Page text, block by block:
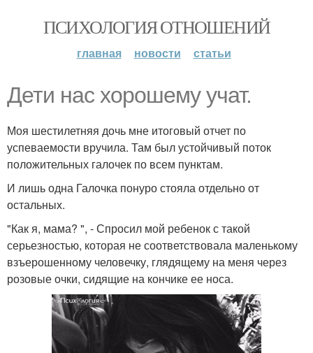
ПСИХОЛОГИЯ ОТНОШЕНИЙ
главная новости статьи
Дети нас хорошему учат.
Моя шестилетняя дочь мне итоговый отчет по
успеваемости вручила. Там был устойчивый поток
положительных галочек по всем пунктам.
И лишь одна Галочка понуро стояла отдельно от
остальных.
"Как я, мама? ", - Спросил мой ребенок с такой
серьезностью, которая не соответствовала маленькому
взъерошенному человечку, глядящему на меня через
розовые очки, сидящие на кончике ее носа.